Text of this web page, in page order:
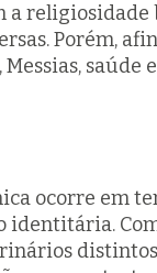
a
Porém,
saúde
ocorre em
identitária.